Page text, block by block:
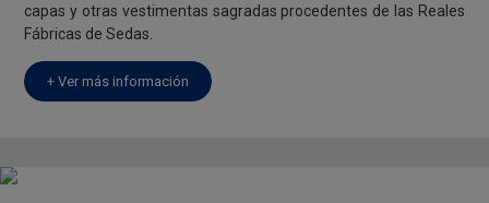
capas y otras vestimentas sagradas procedentes de las Reales
Fábricas de Sedas.
+ Ver más información